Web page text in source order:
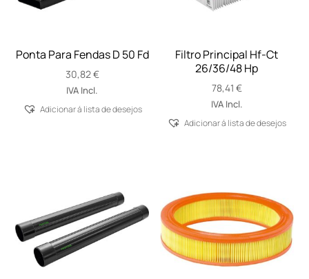
Ponta Para Fendas D 50 Fd
30,82€
IVA Incl.
Adicionar á lista de desejos
Filtro Principal Hf-Ct
26/36/48 Hp
78,41 €
IVA Incl.
Adicionar á lista de desejos